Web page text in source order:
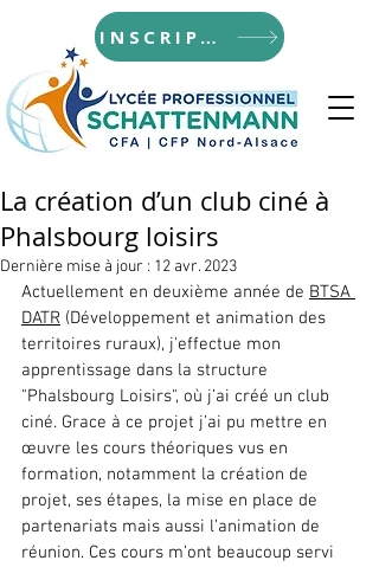
INSCRIPTIONS
La création d’un club ciné à
Phalsbourg loisirs
Dernière mise à jour : 12 avr. 2023
Actuellement en deuxième année de BTSA
DATR (Développement et animation des
territoires ruraux), j'effectue mon
apprentissage dans la structure
"Phalsbourg Loisirs", où j’ai créé un club
ciné. Grace à ce projet j’ai pu mettre en
œuvre les cours théoriques vus en
formation, notamment la création de
projet, ses étapes, la mise en place de
partenariats mais aussi l’animation de
réunion. Ces cours m’ont beaucoup servi